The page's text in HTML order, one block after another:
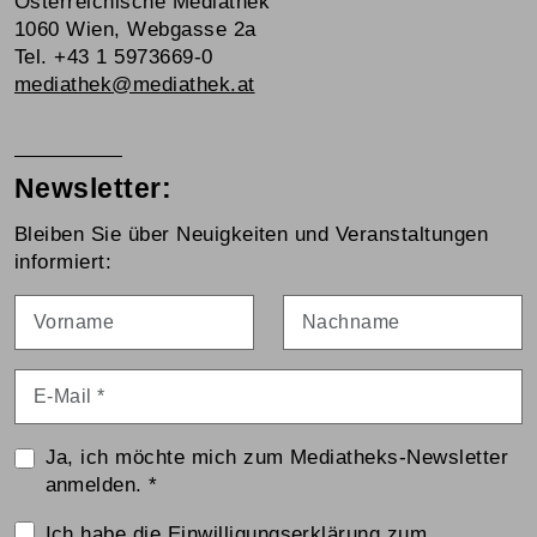
1060 Wien, Webgasse 2a
Tel. +43 1 5973669-0
mediathek@mediathek.at
Newsletter:
Bleiben Sie über Neuigkeiten und Veranstaltungen
informiert:
Ja, ich möchte mich zum Mediatheks-Newsletter
anmelden.*